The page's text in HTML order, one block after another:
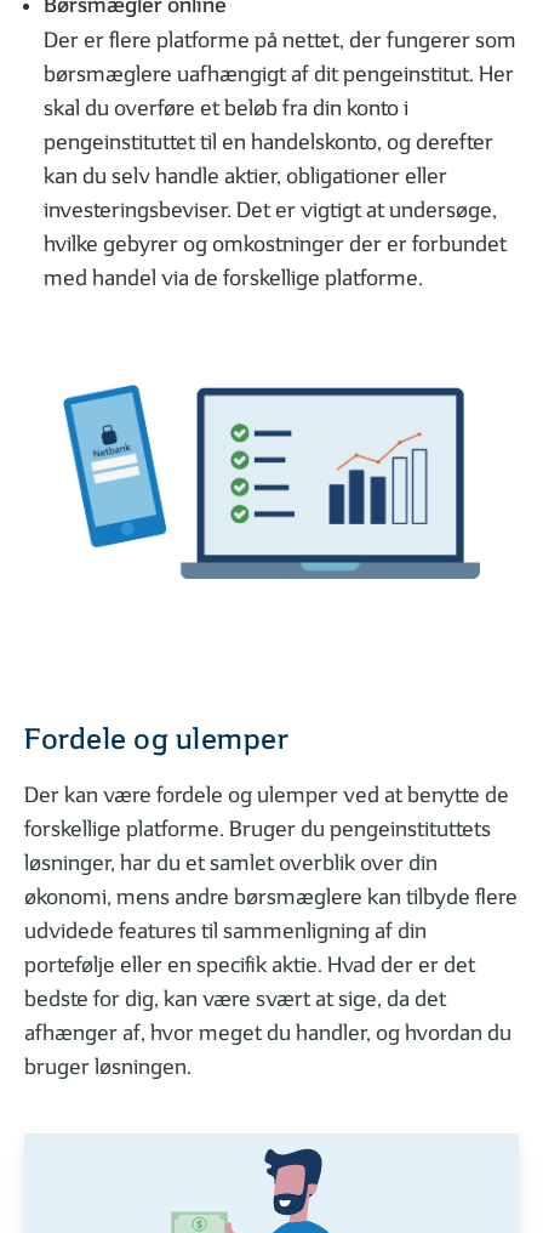
Børsmægler online
Der er flere platforme på nettet, der fungerer som
børsmæglere uafhængigt af dit pengeinstitut. Her
skal du overføre et beløb fra din konto i
pengeinstituttet til en handelskonto, og derefter
kan du selv handle aktier, obligationer eller
investeringsbeviser. Det er vigtigt at undersøge,
hvilke gebyrer og omkostninger der er forbundet
med handel via de forskellige platforme.
Fordele og ulemper
Der kan være fordele og ulemper ved at benytte de
forskellige platforme. Bruger du pengeinstituttets
løsninger, har du et samlet overblik over din
økonomi, mens andre børsmæglere kan tilbyde flere
udvidede features til sammenligning af din
portefølje eller en specifik aktie. Hvad der er det
bedste for dig, kan være svært at sige, da det
afhænger af, hvor meget du handler, og hvordan du
bruger løsningen.
| 05 LÆST
Forskellen på afkast og udbytte
02| 05
Kort om
Investering: 5 vigtige nøgletal til